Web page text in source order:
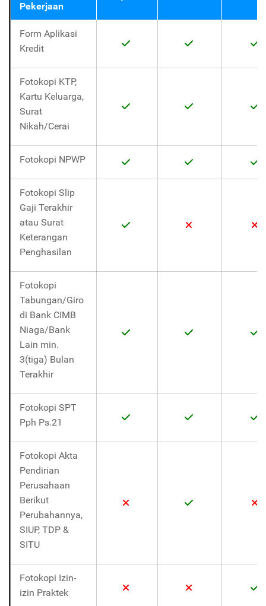
Pekerjaan
Form Aplikasi
Kredit
Fotokopi KTP,
Kartu Keluarga,
Surat
Nikah/Cerai
Fotokopi NPWP
Fotokopi Slip
Gaji Terakhir
atau Surat
Keterangan
Penghasilan
Fotokopi
Tabungan/Giro
di Bank CIMB
Niaga/Bank
Lain min.
3(tiga) Bulan
Terakhir
Fotokopi SPT
Pph Ps.21
Fotokopi Akta
Pendirian
Perusahaan
Berikut
Perubahannya,
SIUP, TDP &
SITU
Fotokopi Izin-
izin Praktek